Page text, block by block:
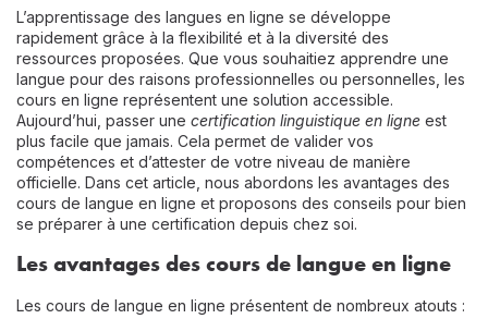
L’apprentissage des langues en ligne se développe
rapidement grâce à la flexibilité et à la diversité des
ressources proposées. Que vous souhaitiez apprendre une
langue pour des raisons professionnelles ou personnelles, les
cours en ligne représentent une solution accessible.
Aujourd’hui, passer une certification linguistique en ligne est
plus facile que jamais. Cela permet de valider vos
compétences et d’attester de votre niveau de manière
officielle. Dans cet article, nous abordons les avantages des
cours de langue en ligne et proposons des conseils pour bien
se préparer à une certification depuis chez soi.
Les avantages des cours de langue en ligne
Les cours de langue en ligne présentent de nombreux atouts :